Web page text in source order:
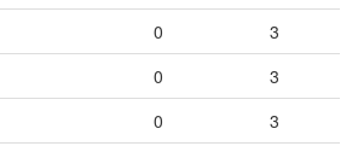
0
3
0
3
0
3